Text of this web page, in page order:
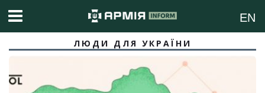
EN
ЛЮДИ ДЛЯ УКРАЇНИ